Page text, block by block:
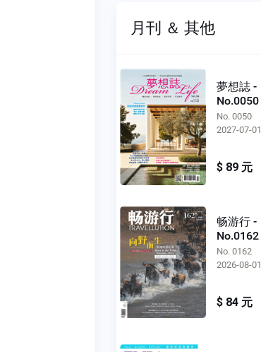
月刊 ＆ 其他
夢想誌 -
No.0050
No. 0050
2027-07-01
$ 89 元
畅游行 -
No.0162
No. 0162
2026-08-01
$ 84 元